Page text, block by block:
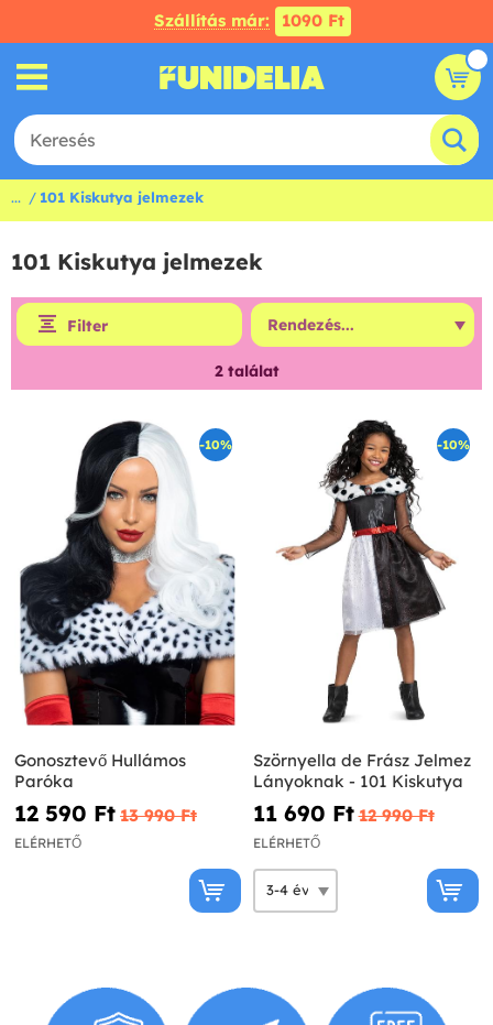
Szállítás már: 1090 Ft
... 101 Kiskutya jelmezek
101 Kiskutya jelmezek
Filter
2találat
-10%
Gonosztevő Hullámos
Paróka
12 590 Ft‎ 13 990 Ft‎
ELÉRHETŐ
-10%
Szörnyella de Frász Jelmez
Lányoknak - 101 Kiskutya
11 690 Ft‎ 12 990 Ft‎
ELÉRHETŐ